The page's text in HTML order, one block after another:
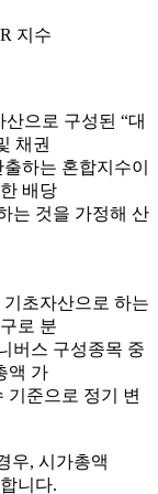
지수
으로 구성된 “대
채권
하는 혼합지수이
배당
는 것을 가정해 산
초자산으로 하는
로 분
버스 구성종목 중
액 가
기준으로 정기 변
우, 시가총액
니다.